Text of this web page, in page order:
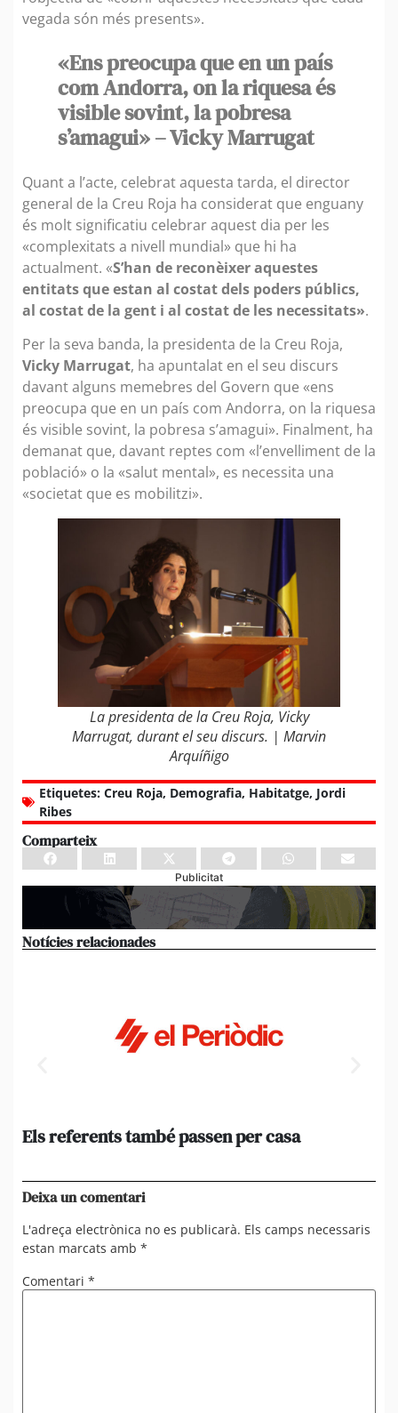
vegada són més presents».
«Ens preocupa que en un país
com Andorra, on la riquesa és
visible sovint, la pobresa
s’amagui» – Vicky Marrugat
Quant a l’acte, celebrat aquesta tarda, el director
general de la Creu Roja ha considerat que enguany
és molt significatiu celebrar aquest dia per les
«complexitats a nivell mundial» que hi ha
actualment. «S’han de reconèixer aquestes
entitats que estan al costat dels poders públics,
al costat de la gent i al costat de les necessitats».
Per la seva banda, la presidenta de la Creu Roja,
Vicky Marrugat, ha apuntalat en el seu discurs
davant alguns memebres del Govern que «ens
preocupa que en un país com Andorra, on la riquesa
és visible sovint, la pobresa s’amagui». Finalment, ha
demanat que, davant reptes com «l’envelliment de la
població» o la «salut mental», es necessita una
«societat que es mobilitzi».
La presidenta de la Creu Roja, Vicky
Marrugat, durant el seu discurs. | Marvin
Arquíñigo
Etiquetes: Creu Roja, Demografia, Habitatge, Jordi
Ribes
Comparteix
Publicitat
Notícies relacionades
Els referents també passen per casa
Deixa un comentari
L'adreça electrònica no es publicarà. Els camps necessaris
estan marcats amb *
Comentari *